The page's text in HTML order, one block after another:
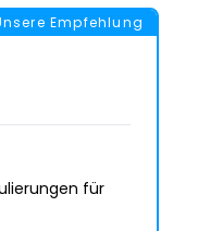
Empfehlung
für